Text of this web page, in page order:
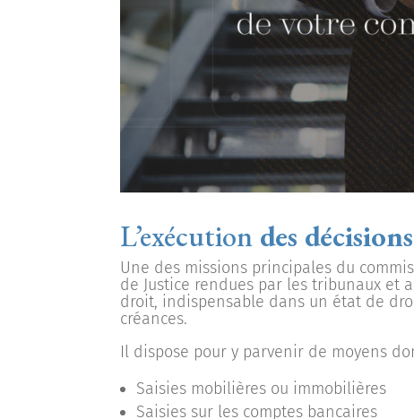
L’exécution des
Une des missions principales du
de Justice rendues par les tribunaux et
droit, indispensable dans un état de
créances.
Il dispose pour y parvenir de moyens
Saisies mobilières ou immobilières
Saisies sur les comptes bancaires